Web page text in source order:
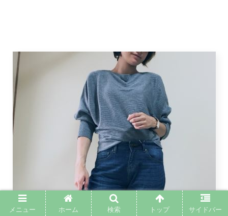
メニュー ホーム 検索 トップ サイドバー